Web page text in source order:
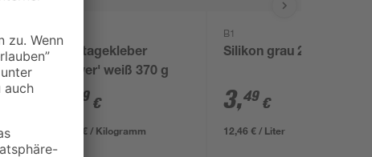
Montagekleber
'Power' weiß 370 g
99 €
21,59 € / Kilogramm
B1
Silikon grau 280 ml
3,49 €
12,46 € / Liter